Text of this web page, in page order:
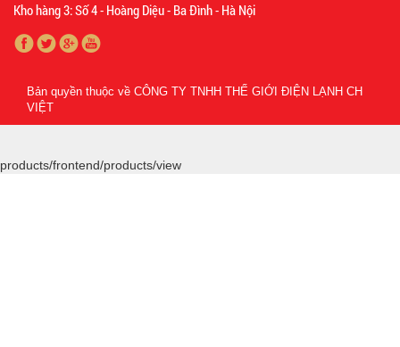
Kho hàng 3: Số 4 - Hoàng Diệu - Ba Đình - Hà Nội
Bản quyền thuộc về CÔNG TY TNHH THẾ GIỚI ĐIỆN LẠNH CH
VIỆT
products/frontend/products/view